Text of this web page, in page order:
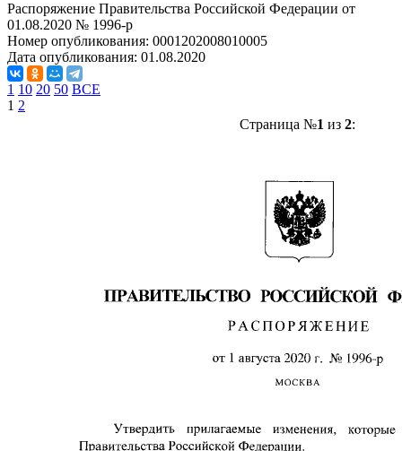
Распоряжение Правительства Российской Федерации от
01.08.2020 № 1996-р
Номер опубликования: 0001202008010005
Дата опубликования: 01.08.2020
1 10 20 50 ВСЕ
1 2
Страница №1 из 2: